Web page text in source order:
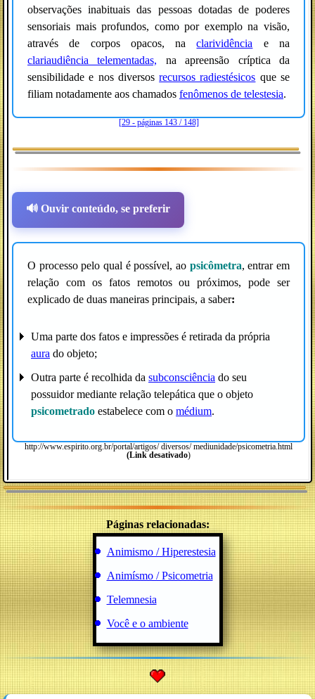
observações inabituais das pessoas dotadas de poderes
sensoriais mais profundos, como por exemplo na visão,
através de corpos opacos, naclarividência e na
clariaudiência telementadas, na apreensão críptica da
sensibilidade e nos diversosrecursos radiestésicos que se
filiam notadamente aos chamados fenômenos de telestesia.
[29 - páginas 143 / 148]
🔊 Ouvir conteúdo, se preferir
O processo pelo qual é possível, ao psicômetra, entrar em
relação com os fatos remotos ou próximos, pode ser
explicado de duas maneiras principais, a saber:
Uma parte dos fatos e impressões é retirada da própria
aura do objeto;
Outra parte é recolhida da subconsciência do seu
possuidor mediante relação telepática que o objeto
psicometrado estabelece com o médium.
http://www.espirito.org.br/portal/artigos/ diversos/ mediunidade/psicometria.html
(Link desativado)
Páginas relacionadas:
Animismo / Hiperestesia
Animísmo / Psicometria
Telemnesia
Você e o ambiente